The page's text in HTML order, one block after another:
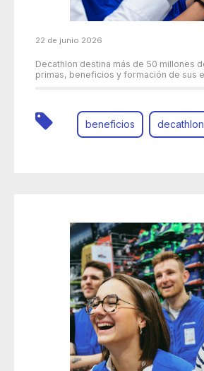
22 de junio 2026
Decathlon destina más de 50 millones
primas, beneficios y formación de sus
beneficios decathlon